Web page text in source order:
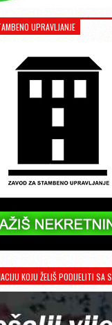
UPRAVLJANJE
KOJU ŽELIŠ PODIJELITI SA